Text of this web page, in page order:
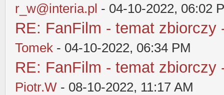
r_w@interia.pl - 04-10-2022, 06:02
RE: FanFilm - temat zbiorczy
Tomek - 04-10-2022, 06:34 PM
RE: FanFilm - temat zbiorczy
Piotr.W - 08-10-2022, 11:17 AM